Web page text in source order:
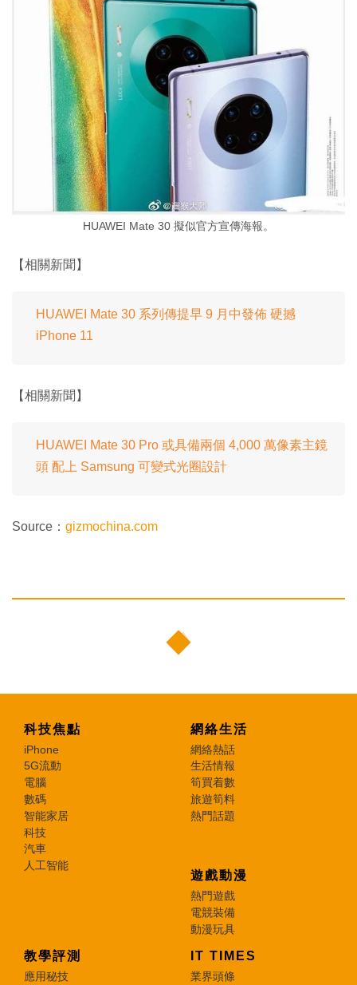
HUAWEI Mate 30 擬似官方宣傳海報。
【相關新聞】
HUAWEI Mate 30 系列傳提早 9 月中發佈 硬撼
iPhone 11
【相關新聞】
HUAWEI Mate 30 Pro 或具備兩個 4,000 萬像素主鏡
頭 配上 Samsung 可變式光圈設計
Source： gizmochina.com
科技焦點
iPhone
5G流動
電腦
數碼
智能家居
科技
汽車
人工智能
網絡生活
網絡熱話
生活情報
筍買着數
旅遊筍料
熱門話題
遊戲動漫
熱門遊戲
電競裝備
動漫玩具
教學評測
應用秘技
IT TIMES
業界頭條